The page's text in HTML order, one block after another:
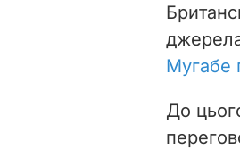
Мугабе
До